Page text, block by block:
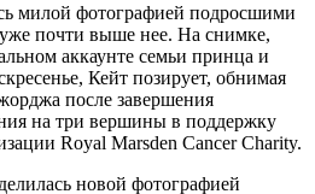
милой фотографией подросшими
почти выше нее. На снимке,
аккаунте семьи принца и
Кейт позирует, обнимая
после завершения
на три вершины в поддержку
Royal Marsden Cancer Charity.